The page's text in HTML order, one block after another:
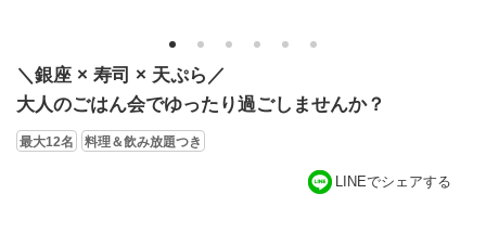
1 2 3 4 5 6
＼銀座 × 寿司 × 天ぷら／
大人のごはん会でゆったり過ごしませんか？
最大12名 料理＆飲み放題つき
LINEでシェアする